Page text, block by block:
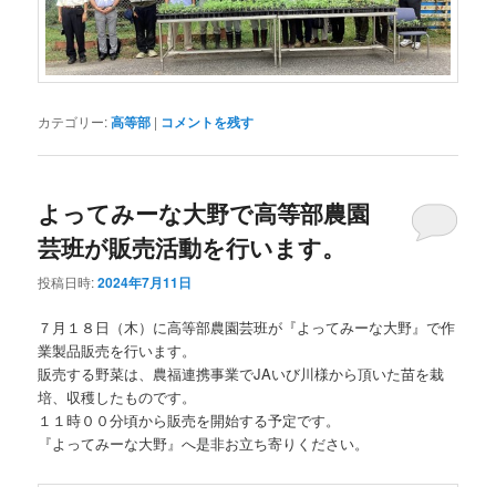
カテゴリー:高等部 | コメントを残す
よってみーな大野で高等部農園
芸班が販売活動を行います。
投稿日時:2024年7月11日
７月１８日（木）に高等部農園芸班が『よってみーな大野』で作
業製品販売を行います。
販売する野菜は、農福連携事業でJAいび川様から頂いた苗を栽
培、収穫したものです。
１１時００分頃から販売を開始する予定です。
『よってみーな大野』へ是非お立ち寄りください。